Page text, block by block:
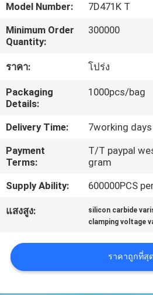
การ
แสดง
เกี่ยว
กับ
เรา
ทัวร์
โรงงาน
ควบคุม
Model Number:
7D471K T
Minimum Order
Quantity:
300000
ราคา: โปร่ง
Packaging
Details:
1000pcs/bag
Delivery Time:
7working days
Payment
Terms:
T/T paypal
gram
Supply Ability:
600000PCS
แสงสูง: silicon carbide
clamping voltage
ราคาถูกที่สุ